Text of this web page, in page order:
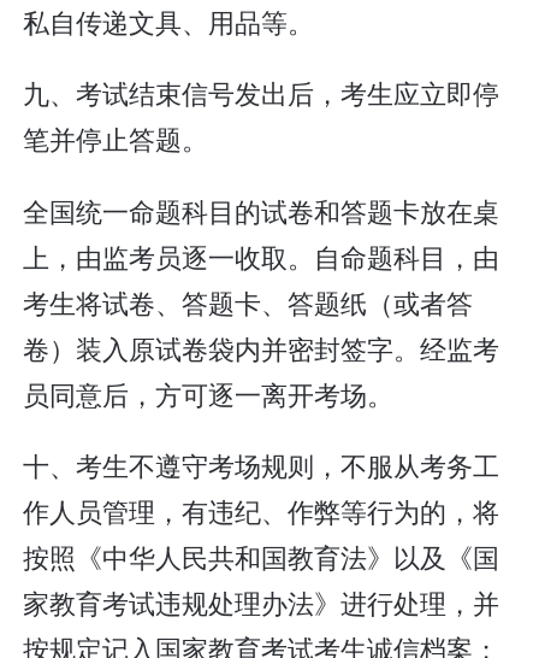
私自传递文具、用品等。
九、考试结束信号发出后，考生应立即停
笔并停止答题。
全国统一命题科目的试卷和答题卡放在桌
上，由监考员逐一收取。自命题科目，由
考生将试卷、答题卡、答题纸（或者答
卷）装入原试卷袋内并密封签字。经监考
员同意后，方可逐一离开考场。
十、考生不遵守考场规则，不服从考务工
作人员管理，有违纪、作弊等行为的，将
按照《中华人民共和国教育法》以及《国
家教育考试违规处理办法》进行处理，并
按规定记入国家教育考试考生诚信档案；